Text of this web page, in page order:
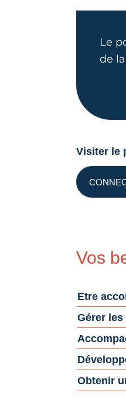
Le
de
Visiter le
Vos
Etre
Gérer
Obtenir